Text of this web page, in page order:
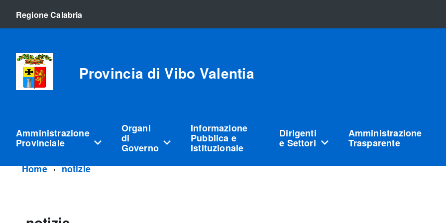
Regione Calabria
Provincia di Vibo Valentia
Amministrazione
Provinciale
Organi
di
Governo
Informazione
Pubblica e
Istituzionale
Dirigenti
e Settori
Amministrazione
Trasparente
Home
notizie